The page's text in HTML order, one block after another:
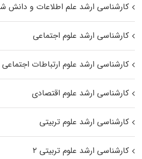
کارشناسی ارشد علم اطلاعات و دانش
کارشناسی ارشد علوم اجتماعی
کارشناسی ارشد علوم ارتباطات اجتماعی
کارشناسی ارشد علوم اقتصادی
کارشناسی ارشد علوم تربیتی
کارشناسی ارشد علوم تربیتی ۲